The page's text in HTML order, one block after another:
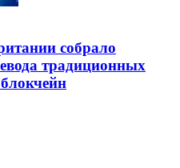
собрало
традиционных